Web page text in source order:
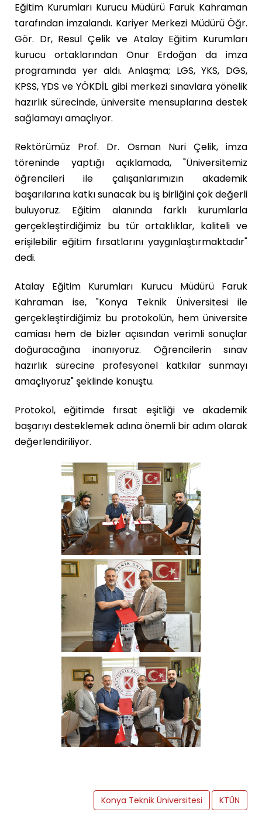
Eğitim Kurumları Kurucu Müdürü Faruk Kahraman
tarafından imzalandı. Kariyer Merkezi Müdürü Öğr.
Gör. Dr, Resul Çelik ve Atalay Eğitim Kurumları
kurucu ortaklarından Onur Erdoğan da imza
programında yer aldı. Anlaşma; LGS, YKS, DGS,
KPSS, YDS ve YÖKDİL gibi merkezi sınavlara yönelik
hazırlık sürecinde, üniversite mensuplarına destek
sağlamayı amaçlıyor.
Rektörümüz Prof. Dr. Osman Nuri Çelik, imza
töreninde yaptığı açıklamada, "Üniversitemiz
öğrencileri ile çalışanlarımızın akademik
başarılarına katkı sunacak bu iş birliğini çok değerli
buluyoruz. Eğitim alanında farklı kurumlarla
gerçekleştirdiğimiz bu tür ortaklıklar, kaliteli ve
erişilebilir eğitim fırsatlarını yaygınlaştırmaktadır"
dedi.
Atalay Eğitim Kurumları Kurucu Müdürü Faruk
Kahraman ise, "Konya Teknik Üniversitesi ile
gerçekleştirdiğimiz bu protokolün, hem üniversite
camiası hem de bizler açısından verimli sonuçlar
doğuracağına inanıyoruz. Öğrencilerin sınav
hazırlık sürecine profesyonel katkılar sunmayı
amaçlıyoruz" şeklinde konuştu.
Protokol, eğitimde fırsat eşitliği ve akademik
başarıyı desteklemek adına önemli bir adım olarak
değerlendiriliyor.
Konya Teknik Üniversitesi KTÜN